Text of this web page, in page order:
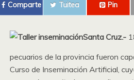
Comparte Tuitea Pin
Santa Cruz.-
pecuarios de la provincia fueron
Curso de Inseminación Artificial,